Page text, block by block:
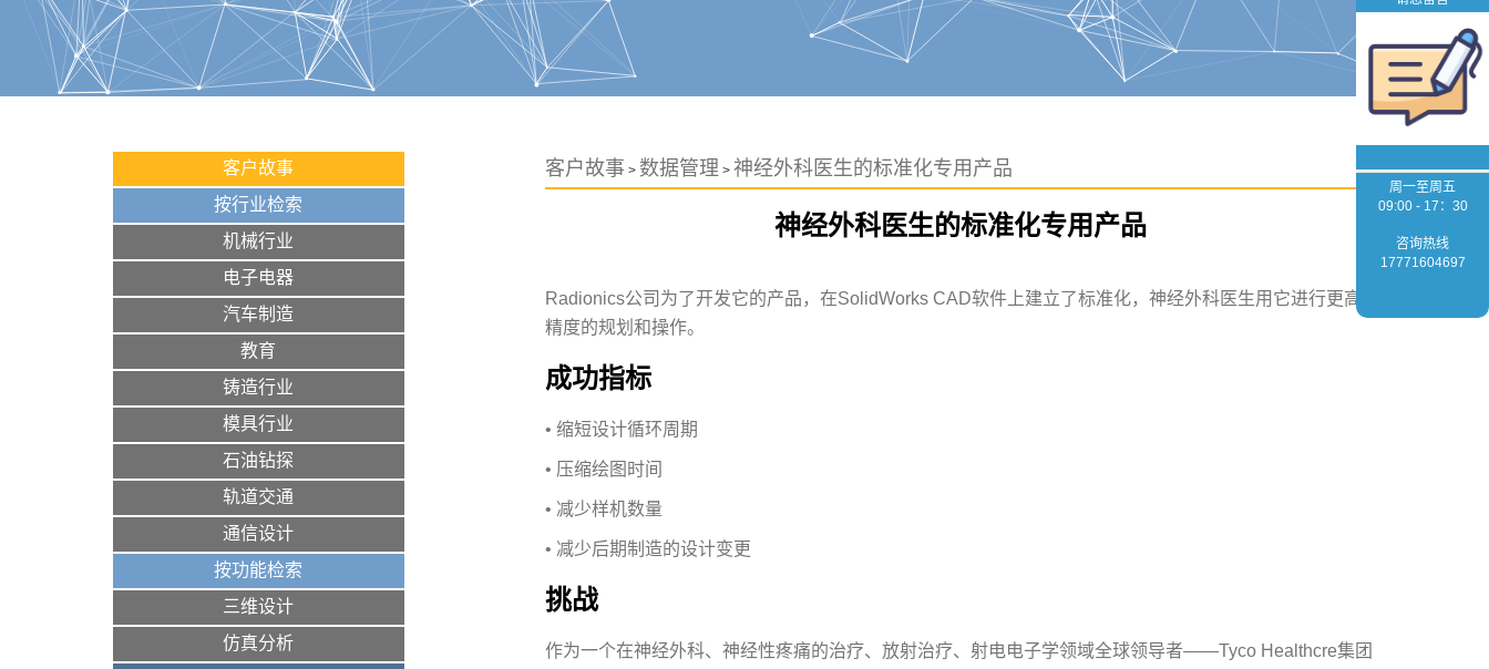
客户故事
按行业检索
机械行业
电子电器
汽车制造
教育
铸造行业
模具行业
石油钻探
轨道交通
通信设计
按功能检索
三维设计
仿真分析
客户故事 > 数据管理 > 神经外科医生的标准化专用产品
神经外科医生的标准化专用产品
Radionics公司为了开发它的产品，在SolidWorks CAD软件上建立了标准化，神经外科医生用它进行更高
精度的规划和操作。
成功指标
• 缩短设计循环周期
• 压缩绘图时间
• 减少样机数量
• 减少后期制造的设计变更
挑战
作为一个在神经外科、神经性疼痛的治疗、放射治疗、射电电子学领域全球领导者——Tyco Healthcre集团
周一至周五
09:00 - 17：30
咨询热线
17771604697